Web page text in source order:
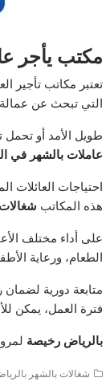
مكتب يأجر
تعتبر مكاتب تأجير
التي تبحث عن عمالة
طويل الأمد أو تحمل
عاملات بالشهر في
احتياجات العائلات
هذه المكاتب
على أداء مختلف
الطعام، ورعاية
متابعة دورية
فترة العمل، يمكن
بالرياض رخيصة
شغالات بالشهر